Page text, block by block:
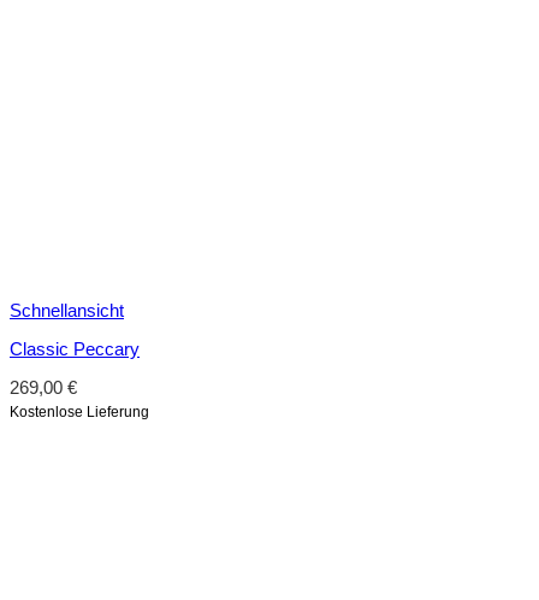
Schnellansicht
Classic Peccary
269,00 €
Kostenlose Lieferung